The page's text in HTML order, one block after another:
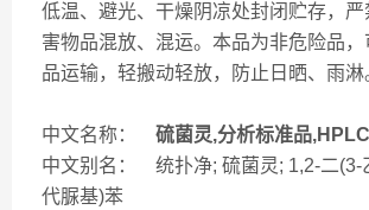
低温、避光、干燥阴凉处封闭贮存，
害物品混放、混运。本品为非危险品
品运输，轻搬动轻放，防止日晒、雨淋
中文名称： 硫菌灵,分析标准品
中文别名： 统扑净; 硫菌灵; 1,2-二(3-
代脲基)苯